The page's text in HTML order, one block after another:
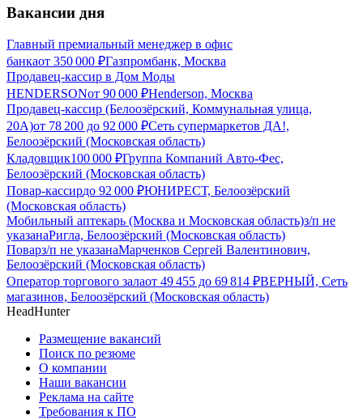
Вакансии дня
Главный премиальный менеджер в офис
банкаот 350 000 ₽Газпромбанк, Москва
Продавец-кассир в Дом Моды
HENDERSONот 90 000 ₽Henderson, Москва
Продавец-кассир (Белоозёрский, Коммунальная улица,
20А)от 78 200 до 92 000 ₽Сеть супермаркетов ДА!,
Белоозёрский (Московская область)
Кладовщик100 000 ₽Группа Компаний Авто-Фес,
Белоозёрский (Московская область)
Повар-кассирдо 92 000 ₽ЮНИРЕСТ, Белоозёрский
(Московская область)
Мобильный аптекарь (Москва и Московская область)з/п не
указанаРигла, Белоозёрский (Московская область)
Поварз/п не указанаМарченков Сергей Валентинович,
Белоозёрский (Московская область)
Оператор торгового залаот 49 455 до 69 814 ₽ВЕРНЫЙ, Сеть
магазинов, Белоозёрский (Московская область)
HeadHunter
Размещение вакансий
Поиск по резюме
О компании
Наши вакансии
Реклама на сайте
Требования к ПО